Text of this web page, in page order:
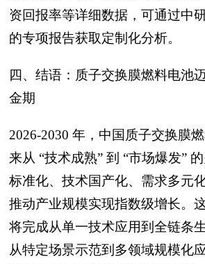
资回报率等详细数据，可通过中
的专项报告获取定制化分析。
四、结语：质子交换膜燃料电池
金期
2026-2030 年，中国质子交换膜
来从 “技术成熟” 到 “市场爆发”
标准化、技术国产化、需求多元
推动产业规模实现指数级增长。
将完成从单一技术应用到全链条
从特定场景示范到多领域规模化